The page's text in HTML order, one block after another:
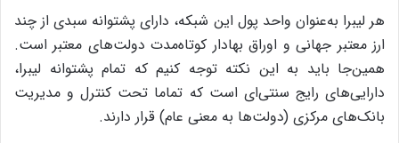
هر لیبرا به‌عنوان واحد پول این شبکه، دارای پشتوانه سبدی از چند
ارز معتبر جهانی و اوراق بهادار کوتاه‌مدت دولت‌های معتبر است.
همین‌جا باید به این نکته توجه کنیم که تمام پشتوانه لیبرا،
دارایی‌های رایج سنتی‌ای است که تماما تحت کنترل و مدیریت
بانک‌های مرکزی (دولت‌ها به معنی عام) قرار دارند.